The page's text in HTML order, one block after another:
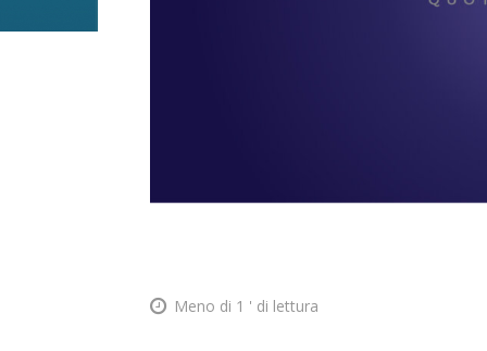
Meno di 1 ' di lettura